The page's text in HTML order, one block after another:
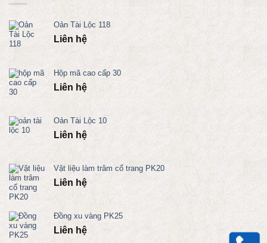
Oản Tài Lộc 118
Liên hệ
Hộp mã cao cấp 30
Liên hệ
Oản Tài Lộc 10
Liên hệ
Vật liệu làm trâm cổ trang PK20
Liên hệ
Đồng xu vàng PK25
Liên hệ